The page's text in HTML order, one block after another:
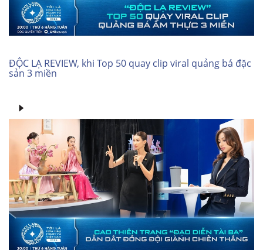
ĐỘC LẠ REVIEW, khi Top 50 quay clip viral quảng bá đặc
sản 3 miền